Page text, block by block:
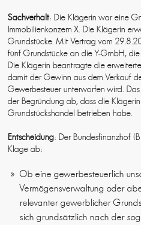
Sachverhalt: Die Klägerin war eine
Immobilienkonzern X. Die Klägerin
Grundstücke. Mit Vertrag vom
fünf Grundstücke an die Y-GmbH,
Die Klägerin beantragte die
damit der Gewinn aus dem Verkauf
Gewerbesteuer unterworfen wird.
der Begründung ab, dass die
Grundstückshandel betrieben habe.
Entscheidung: Der Bundesfinanzhof
Klage ab:
Ob eine gewerbesteuerlich
Vermögensverwaltung oder
relevanter gewerblicher
sich grundsätzlich nach der